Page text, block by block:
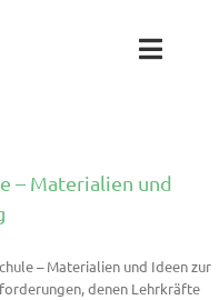
Toggle
Team
Projekte
– Materialien und
– Materialien und Ideen zur
denen Lehrkräfte